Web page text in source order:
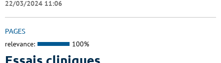
22/03/2024 11:06
PAGES
relevance: 100%